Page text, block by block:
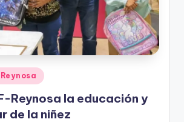
Reynosa la educación y
de la niñez